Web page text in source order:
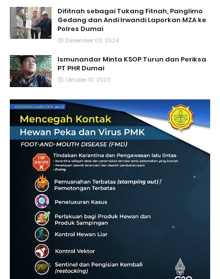
Difitnah sebagai Tukang Fitnah, Panglimo
Gedang dan Andi Irwandi Laporkan MZA ke
Polres Dumai
Desember 03, 2024
Ismunandar Minta KSOP Turun dan Periksa
PT PHR Dumai
Oktober 10, 2023